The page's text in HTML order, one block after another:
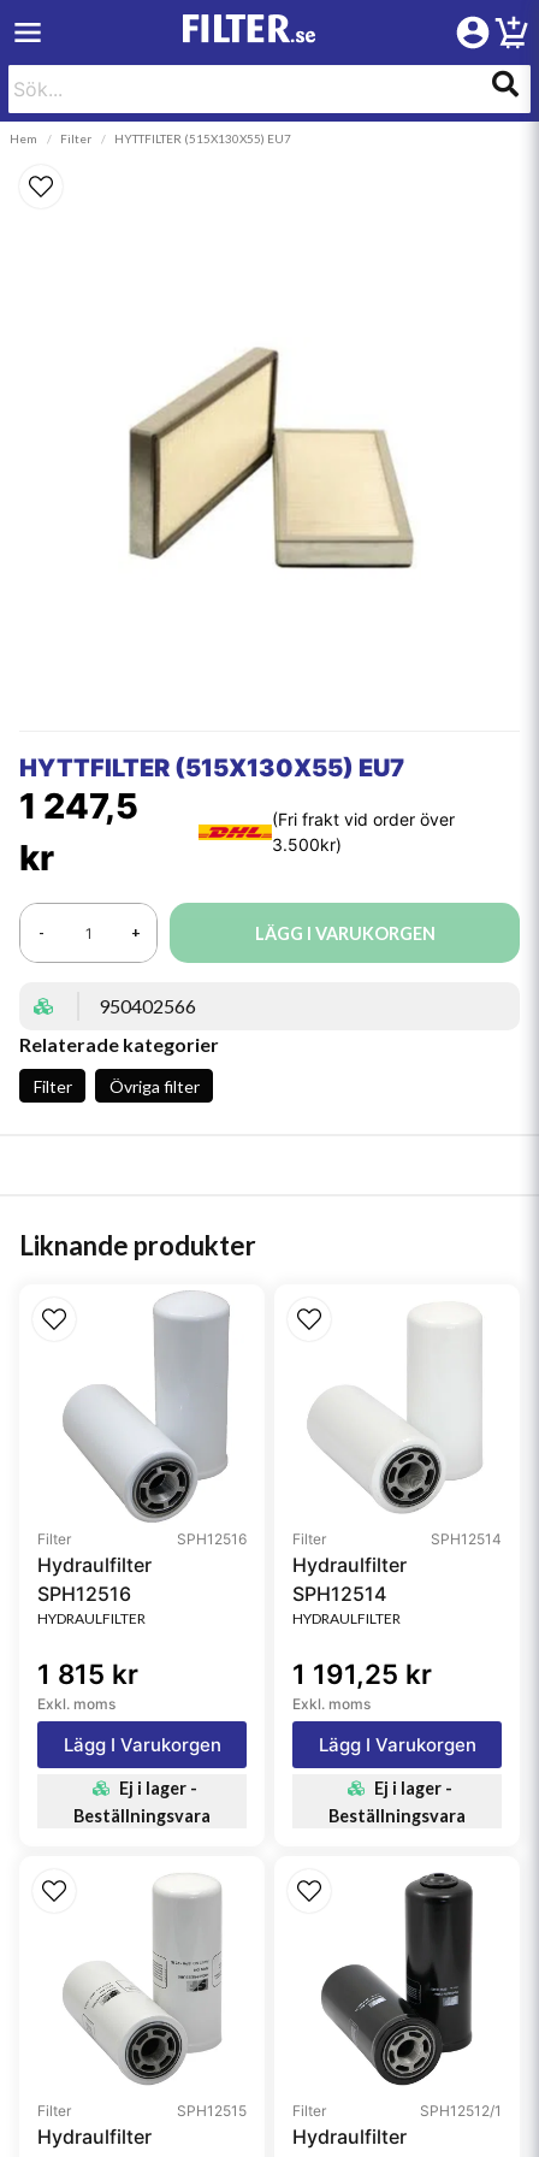
Hem Filter HYTTFILTER (515X130X55) EU7
HYTTFILTER (515X130X55) EU7
1 247,5
kr
- + LÄGG I VARUKORGEN
950402566
Relaterade kategorier
Filter Övriga filter
Liknande produkter
Filter SPH12516
Hydraulfilter
SPH12516
HYDRAULFILTER
1 815 kr
Exkl. moms
Lägg I Varukorgen
Ej i lager -
Beställningsvara
Filter SPH12514
Hydraulfilter
SPH12514
HYDRAULFILTER
1 191,25 kr
Exkl. moms
Lägg I Varukorgen
Ej i lager -
Beställningsvara
Filter SPH12515
Hydraulfilter
Filter SPH12512/1
Hydraulfilter